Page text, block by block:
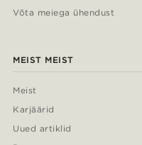
Võta meiega ühendust
MEIST MEIST
Meist
Karjäärid
Uued artiklid